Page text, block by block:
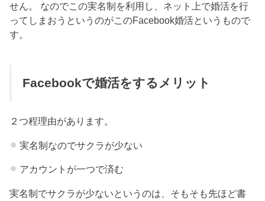
せん。 なのでこの実名制を利用し、ネット上で婚活を行
ってしまおうというのがこのFacebook婚活というもので
す。
Facebookで婚活をするメリット
２つ程理由があります。
実名制なのでサクラが少ない
アカウントが一つで済む
実名制でサクラが少ないというのは、そもそも先ほど書